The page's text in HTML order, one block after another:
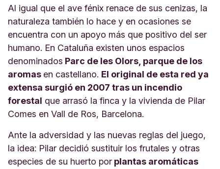
Al igual que el ave fénix renace de sus cenizas, la
naturaleza también lo hace y en ocasiones se
encuentra con un apoyo más que positivo del ser
humano. En Cataluña existen unos espacios
denominados Parc de les Olors, parque de los
aromas en castellano. El original de esta red ya
extensa surgió en 2007 tras un incendio
forestal que arrasó la finca y la vivienda de Pilar
Comes en Vall de Ros, Barcelona.
Ante la adversidad y las nuevas reglas del juego,
la idea: Pilar decidió sustituir los frutales y otras
especies de su huerto por plantas aromáticas